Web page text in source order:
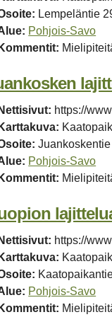
Lempeläntie
Pohjois-Savo
https://
Pohjois-Savo
https://
Pohjois-Savo